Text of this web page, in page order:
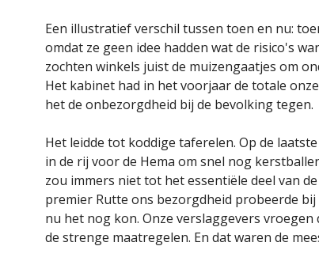
Een illustratief verschil tussen toen en nu:
omdat ze geen idee hadden wat de risico's
zochten winkels juist de muizengaatjes om
Het kabinet had in het voorjaar de totale
het de onbezorgdheid bij de bevolking tegen.
Het leidde tot koddige taferelen. Op de
in de rij voor de Hema om snel nog
zou immers niet tot het essentiële deel van
premier Rutte ons bezorgdheid probeerde
nu het nog kon. Onze verslaggevers
de strenge maatregelen. En dat waren de